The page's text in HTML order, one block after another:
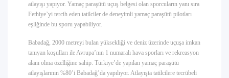
atlayışı yapıyor. Yamaç paraşütü uçuş belgesi olan sporcuların yanı sıra
Fethiye’yi tercih eden tatilciler de deneyimli yamaç paraşütü pilotları
eşliğinde bu sporu yapabiliyor.
Babadağ, 2000 metreyi bulan yüksekliği ve deniz üzerinde uçuşa imkan
tanıyan koşulları ile Avrupa’nın 1 numaralı hava sporları ve rekreasyon
alanı olma özelliğine sahip. Türkiye’de yapılan yamaç paraşütü
atlayışlarının %80’i Babadağ’da yapılıyor. Atlayışta tatilcilere tecrübeli